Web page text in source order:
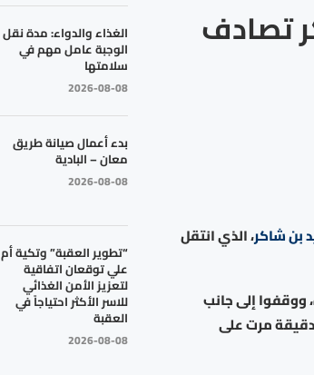
تصادف
بن شاكر، الذي انتقل
ووقفوا إلى جانب
دقيقة مرت على
الغذاء والدواء: مدة نقل
الوجبة عامل مهم في
سلامتها
2026-08-08
بدء أعمال صيانة طريق
معان – البادية
2026-08-08
“تطوير العقبة” وتكية أم
علي توقعان اتفاقية
لتعزيز الأمن الغذائي
للاسر الأكثر احتياجاً في
العقبة
2026-08-08